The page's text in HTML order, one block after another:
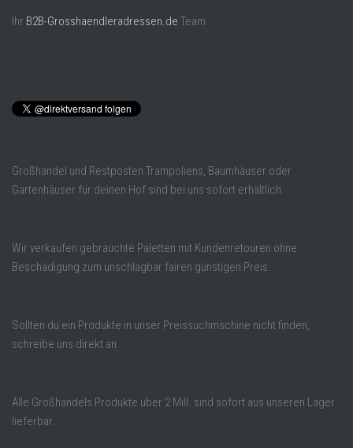
Ihr B2B-Grosshaendleradressen.de Team
Großhandel und Restposten Trampoliens, Baumhäuser oder
Gartenhäuser für deinen Hof sind bei uns sofort erhältlich.
Wir verkaufen gebrauchte Paletten mit Kundenretouren ohne
Beschädigung zum unschlagbar fairen günstigen Preis.
Sollten du ein Produkte in unser Preissuchmschine nicht finden,
schreibe uns direkt an.
Alle Großhandels Produkte über 2 Mill. sind sofort aus unseren Lager
lieferbar.